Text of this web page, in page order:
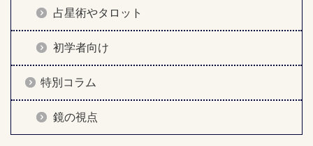
占星術やタロット
初学者向け
特別コラム
鏡の視点